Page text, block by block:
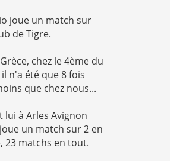
joue un match sur
de Tigre.
chez le 4ème du
n'a été que 8 fois
que chez nous...
lui à Arles Avignon
un match sur 2 en
23 matchs en tout.